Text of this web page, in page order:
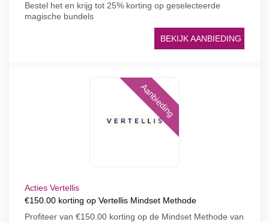
Bestel het en krijg tot 25% korting op geselecteerde
magische bundels
BEKIJK AANBIEDING
Aanbieding
Acties Vertellis
€150.00 korting op Vertellis Mindset Methode
Profiteer van €150.00 korting op de Mindset Methode van